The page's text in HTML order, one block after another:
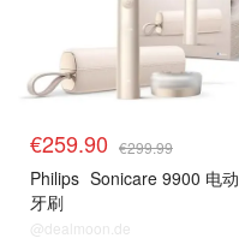
€259.90 €299.99
Philips Sonicare 9900 电动
牙刷
@dealmoon.de